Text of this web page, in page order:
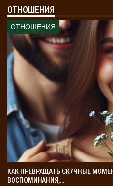
ОТНОШЕНИЯ
ОТНОШЕНИЯ
КАК ПРЕВРАЩАТЬ СКУЧНЫЕ
ВОСПОМИНАНИЯ,…